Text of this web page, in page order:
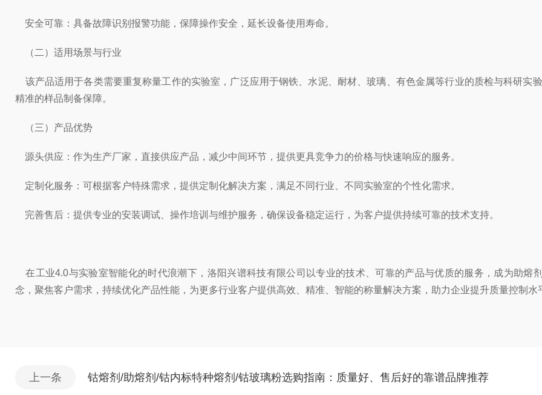
安全可靠：具备故障识别报警功能，保障操作安全，延长设备使用寿命。
（二）适用场景与行业
该产品适用于各类需要重复称量工作的实验室，广泛应用于钢铁、水泥、耐材、玻璃、有色金属等行业的质检与科研实
精准的样品制备保障。
（三）产品优势
源头供应：作为生产厂家，直接供应产品，减少中间环节，提供更具竞争力的价格与快速响应的服务。
定制化服务：可根据客户特殊需求，提供定制化解决方案，满足不同行业、不同实验室的个性化需求。
完善售后：提供专业的安装调试、操作培训与维护服务，确保设备稳定运行，为客户提供持续可靠的技术支持。
在工业4.0与实验室智能化的时代浪潮下，洛阳兴谱科技有限公司以专业的技术、可靠的产品与优质的服务，成为助熔
念，聚焦客户需求，持续优化产品性能，为更多行业客户提供高效、精准、智能的称量解决方案，助力企业提升质量控制
上一条 钴熔剂/助熔剂/钴内标特种熔剂/钴玻璃粉选购指南：质量好、售后好的靠谱品牌推荐